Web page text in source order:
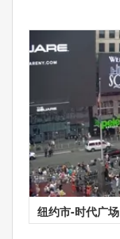
纽约市-时代广场